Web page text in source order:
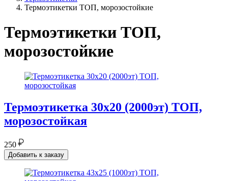
Термоэтикетки ТОП, морозостойкие
Термоэтикетки ТОП,
морозостойкие
Термоэтикетка 30х20 (2000эт) ТОП,
морозостойкая
250
Добавить к заказу